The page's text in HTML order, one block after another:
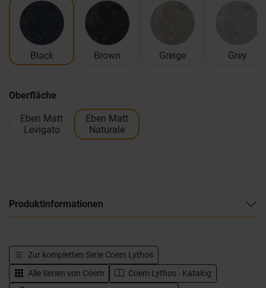
Black Brown Greige Grey
Oberfläche
Eben Matt
Levigato
Eben Matt
Naturale
Produktinformationen
Zur kompletten Serie Coem Lythos
Alle Serien von Coem
Coem Lythos - Katalog